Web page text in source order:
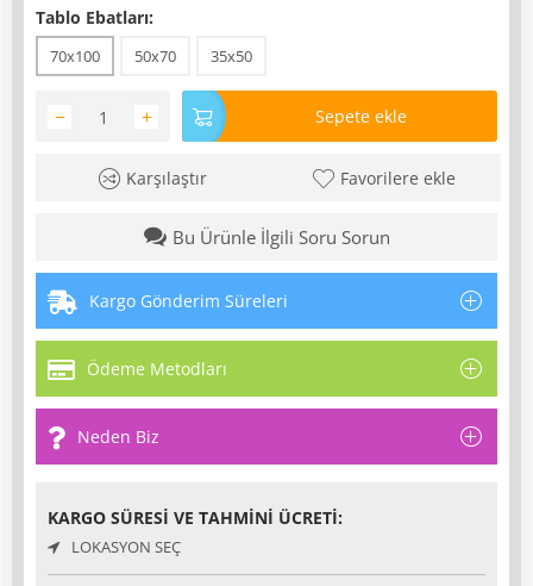
Tablo Ebatları:
70x100 50x70 35x50
+
− Sepete ekle
Karşılaştır Favorilere ekle
Bu Ürünle İlgili Soru Sorun
Kargo Gönderim Süreleri
Ödeme Metodları
Neden Biz
KARGO SÜRESI VE TAHMINI ÜCRETI:
LOKASYON SEÇ